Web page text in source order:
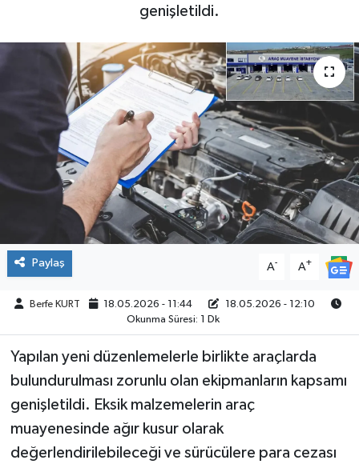
genişletildi.
Paylaş A- A+
Berfe KURT 18.05.2026 - 11:44
18.05.2026 - 12:10
Okunma Süresi: 1 Dk
Yapılan yeni düzenlemelerle birlikte araçlarda
bulundurulması zorunlu olan ekipmanların kapsamı
genişletildi. Eksik malzemelerin araç
muayenesinde ağır kusur olarak
değerlendirilebileceği ve sürücülere para cezası
YAŞAM
SPOR
Son Dakika Haberleri
Haber Arşivi